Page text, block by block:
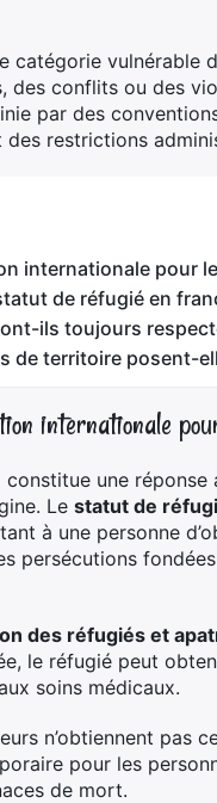
catégorie vulnérable
des conflits ou des
par des
restrictions
internationale pour
de réfugié en
ils toujours
de territoire posent-
internationale
constitue une réponse
Le statut de
à une personne
persécutions
des réfugiés et
le réfugié peut
soins médicaux.
n’obtiennent pas
pour les
de mort.